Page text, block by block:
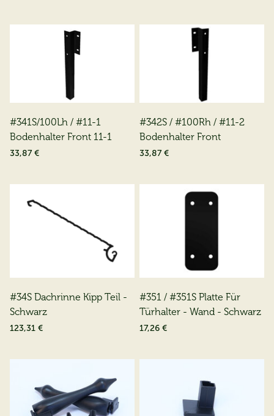
#341S/100Lh / #11-1
Bodenhalter Front 11-1
33,87 €
#342S / #100Rh / #11-2
Bodenhalter Front
33,87 €
#34S Dachrinne Kipp Teil -
Schwarz
123,31 €
#351 / #351S Platte Für
Türhalter - Wand - Schwarz
17,26 €